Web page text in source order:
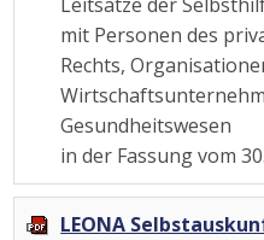
Leitsätze der
mit Personen des
Rechts,
Gesundheitswesen
in der Fassung vom
LEONA